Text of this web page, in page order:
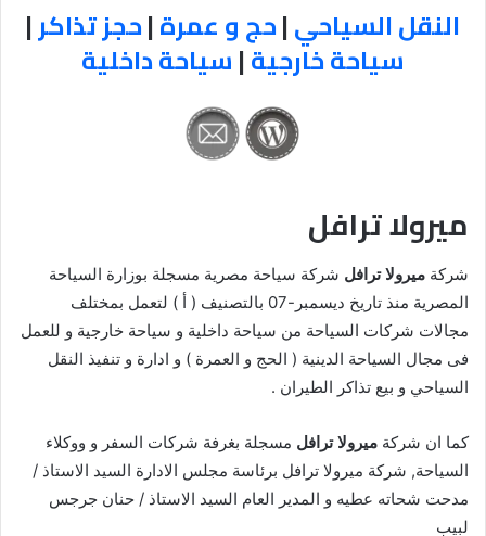
النقل السياحي|حج و عمرة|حجز تذاكر|
سياحة خارجية|سياحة داخلية
ميرولا ترافل
شركة ميرولا ترافل شركة سياحة مصرية مسجلة بوزارة السياحة
المصرية منذ تاريخ ديسمبر-07 بالتصنيف ( أ ) لتعمل بمختلف
مجالات شركات السياحة من سياحة داخلية و سياحة خارجية و للعمل
فى مجال السياحة الدينية ( الحج و العمرة ) و ادارة و تنفيذ النقل
السياحي و بيع تذاكر الطيران .
كما ان شركة ميرولا ترافل مسجلة بغرفة شركات السفر و ووكلاء
السياحة, شركة ميرولا ترافل برئاسة مجلس الادارة السيد الاستاذ /
مدحت شحاته عطيه و المدير العام السيد الاستاذ / حنان جرجس
لبيب